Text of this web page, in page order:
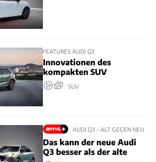
FEATURES AUDI Q3
Innovationen des
kompakten SUV
SUV
AUDI Q3 – ALT GEGEN NEU
Das kann der neue Audi
Q3 besser als der alte